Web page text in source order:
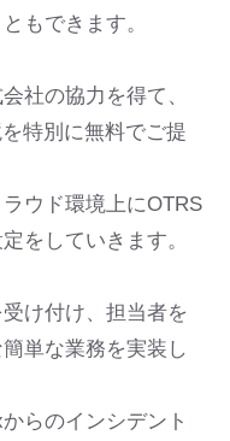
もできます。
社の協力を得て、
特別に無料でご提
ウド環境上にOTRS
をしていきます。
け付け、担当者を
単な業務を実装し
らのインシデント